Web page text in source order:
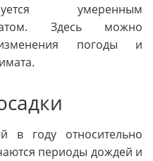
умеренным
Здесь можно
погоды и
в году относительно
периоды дождей и